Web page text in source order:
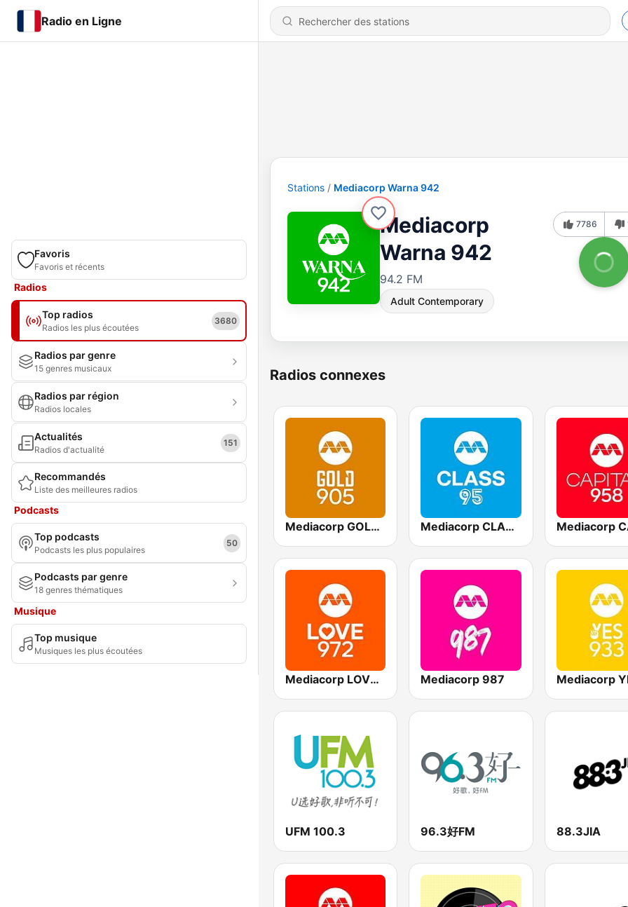
Radio en Ligne
Favoris
Favoris et récents
Radios
Top radios
Radios les plus écoutées
3680
Radios par genre
15 genres musicaux
Radios par région
Radios locales
Actualités
Radios d'actualité
151
Recommandés
Liste des meilleures radios
Podcasts
Top podcasts
Podcasts les plus populaires
50
Podcasts par genre
18 genres thématiques
Musique
Top musique
Musiques les plus écoutées
Stations Mediacorp Warna 942
Mediacorp
Warna 942
94.2 FM
Adult Contemporary
7786
Radios connexes
Mediacorp GOLD 905 Mediacorp CLASS 95
Mediacorp LOVE 972 Mediacorp 987
UFM 100.3 96.3好FM 88.3JIA